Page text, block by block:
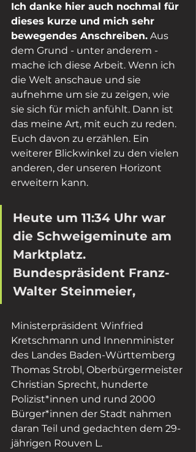
Ich danke hier auch nochmal für
dieses kurze und mich sehr
bewegendes Anschreiben. Aus
dem Grund - unter anderem -
mache ich diese Arbeit. Wenn ich
die Welt anschaue und sie
aufnehme um sie zu zeigen, wie
sie sich für mich anfühlt. Dann ist
das meine Art, mit euch zu reden.
Euch davon zu erzählen. Ein
weiterer Blickwinkel zu den vielen
anderen, der unseren Horizont
erweitern kann.
Heute um 11:34 Uhr war
die Schweigeminute am
Marktplatz.
Bundespräsident Franz-
Walter Steinmeier,
Ministerpräsident Winfried
Kretschmann und Innenminister
des Landes Baden-Württemberg
Thomas Strobl, Oberbürgermeister
Christian Sprecht, hunderte
Polizist*innen und rund 2000
Bürger*innen der Stadt nahmen
daran Teil und gedachten dem 29-
jährigen Rouven L.